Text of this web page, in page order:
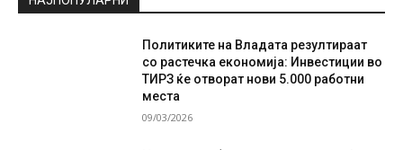
Политиките на Владата резултираат
со растечка економија: Инвестиции во
ТИРЗ ќе отворат нови 5.000 работни
места
09/03/2026